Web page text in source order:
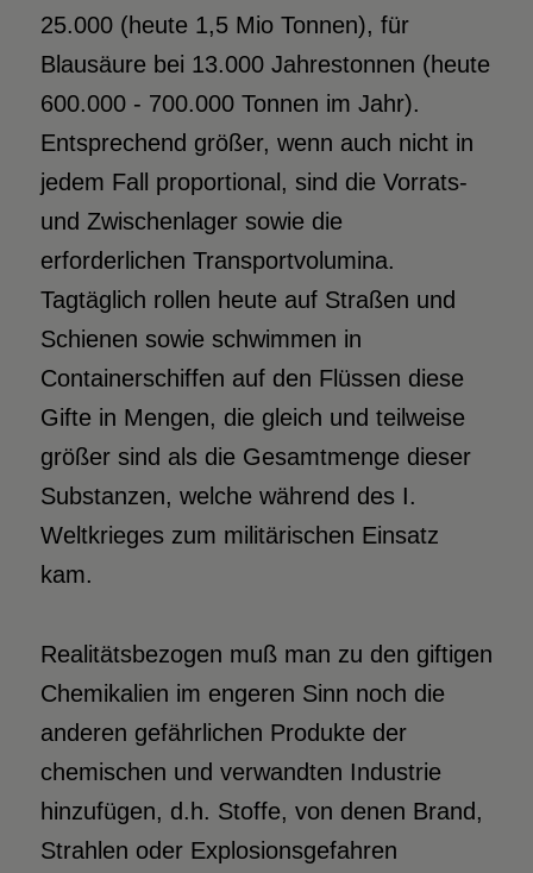
25.000 (heute 1,5 Mio Tonnen), für
Blausäure bei 13.000 Jahrestonnen (heute
600.000 - 700.000 Tonnen im Jahr).
Entsprechend größer, wenn auch nicht in
jedem Fall proportional, sind die Vorrats-
und Zwischenlager sowie die
erforderlichen Transportvolumina.
Tagtäglich rollen heute auf Straßen und
Schienen sowie schwimmen in
Containerschiffen auf den Flüssen diese
Gifte in Mengen, die gleich und teilweise
größer sind als die Gesamtmenge dieser
Substanzen, welche während des I.
Weltkrieges zum militärischen Einsatz
kam.
Realitätsbezogen muß man zu den giftigen
Chemikalien im engeren Sinn noch die
anderen gefährlichen Produkte der
chemischen und verwandten Industrie
hinzufügen, d.h. Stoffe, von denen Brand,
Strahlen oder Explosionsgefahren